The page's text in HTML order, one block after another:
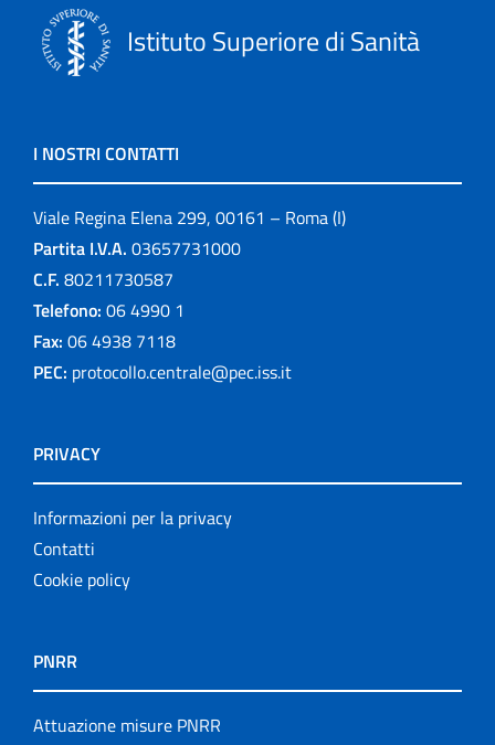
Istituto Superiore di Sanità
I NOSTRI CONTATTI
Viale Regina Elena 299, 00161 – Roma (I)
Partita I.V.A. 03657731000
C.F. 80211730587
Telefono: 06 4990 1
Fax: 06 4938 7118
PEC: protocollo.centrale@pec.iss.it
PRIVACY
Informazioni per la privacy
Contatti
Cookie policy
PNRR
Attuazione misure PNRR